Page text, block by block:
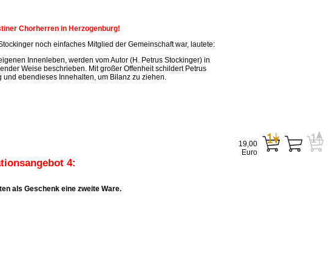
Chorherren in Herzogenburg!
noch einfaches Mitglied der Gemeinschaft war, lautete:
Innenleben, werden vom Autor (H. Petrus Stockinger) in
Weise beschrieben. Mit großer Offenheit schildert Petrus
ebendieses Innehalten, um Bilanz zu ziehen.
4:
als Geschenk eine zweite Ware.
19,00
Euro